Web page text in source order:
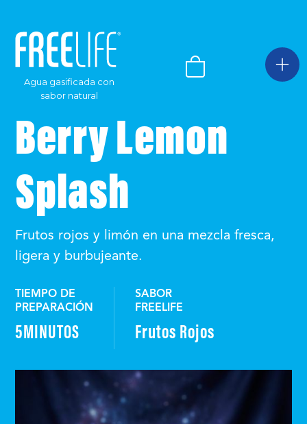
Agua gasificada con
sabor natural
Berry Lemon
Splash
Frutos rojos y limón en una mezcla fresca,
ligera y burbujeante.
TIEMPO DE
PREPARACIÓN
5MINUTOS
SABOR
FREELIFE
Frutos Rojos